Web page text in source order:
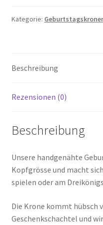
Kategorie:
Beschreibung
Rezensionen (0)
Beschreibung
Unsere handgenähte
Kopfgrösse und macht
spielen oder am
Die Krone kommt hübsch
Geschenkschachtel und